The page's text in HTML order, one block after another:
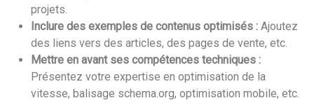
projets.
Inclure des exemples de contenus optimisés : Ajoutez
des liens vers des articles, des pages de vente, etc.
Mettre en avant ses compétences techniques :
Présentez votre expertise en optimisation de la
vitesse, balisage schema.org, optimisation mobile, etc.